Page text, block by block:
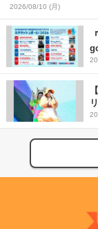
神戸メリケンパークで
2026/08/10 (月)